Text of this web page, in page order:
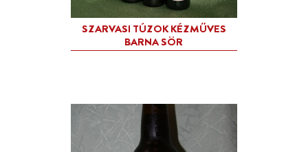
KILLER PINCÉSZET BORAI